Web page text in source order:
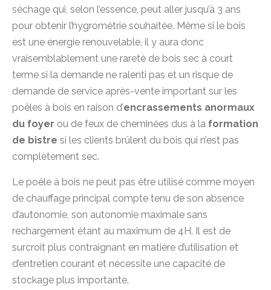
séchage qui, selon l’essence, peut aller jusqu’à 3 ans
pour obtenir l’hygrométrie souhaitée. Même si le bois
est une énergie renouvelable, il y aura donc
vraisemblablement une rareté de bois sec à court
terme si la demande ne ralenti pas et un risque de
demande de service après-vente important sur les
poêles à bois en raison d’encrassements anormaux
du foyer ou de feux de cheminées dus à la formation
de bistre si les clients brûlent du bois qui n’est pas
complètement sec.
Le poêle à bois ne peut pas être utilisé comme moyen
de chauffage principal compte tenu de son absence
d’autonomie, son autonomie maximale sans
rechargement étant au maximum de 4H. Il est de
surcroit plus contraignant en matière d’utilisation et
d’entretien courant et nécessite une capacité de
stockage plus importante.